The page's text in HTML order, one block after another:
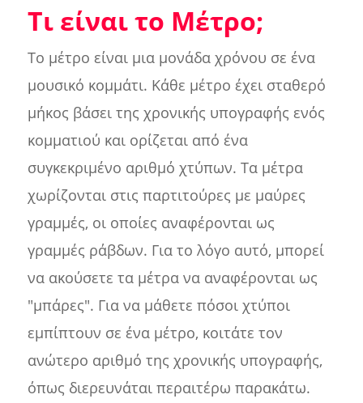
Τι είναι το Μέτρο;
Το μέτρο είναι μια μονάδα χρόνου σε ένα
μουσικό κομμάτι. Κάθε μέτρο έχει σταθερό
μήκος βάσει της χρονικής υπογραφής ενός
κομματιού και ορίζεται από ένα
συγκεκριμένο αριθμό χτύπων. Τα μέτρα
χωρίζονται στις παρτιτούρες με μαύρες
γραμμές, οι οποίες αναφέρονται ως
γραμμές ράβδων. Για το λόγο αυτό, μπορεί
να ακούσετε τα μέτρα να αναφέρονται ως
"μπάρες". Για να μάθετε πόσοι χτύποι
εμπίπτουν σε ένα μέτρο, κοιτάτε τον
ανώτερο αριθμό της χρονικής υπογραφής,
όπως διερευνάται περαιτέρω παρακάτω.